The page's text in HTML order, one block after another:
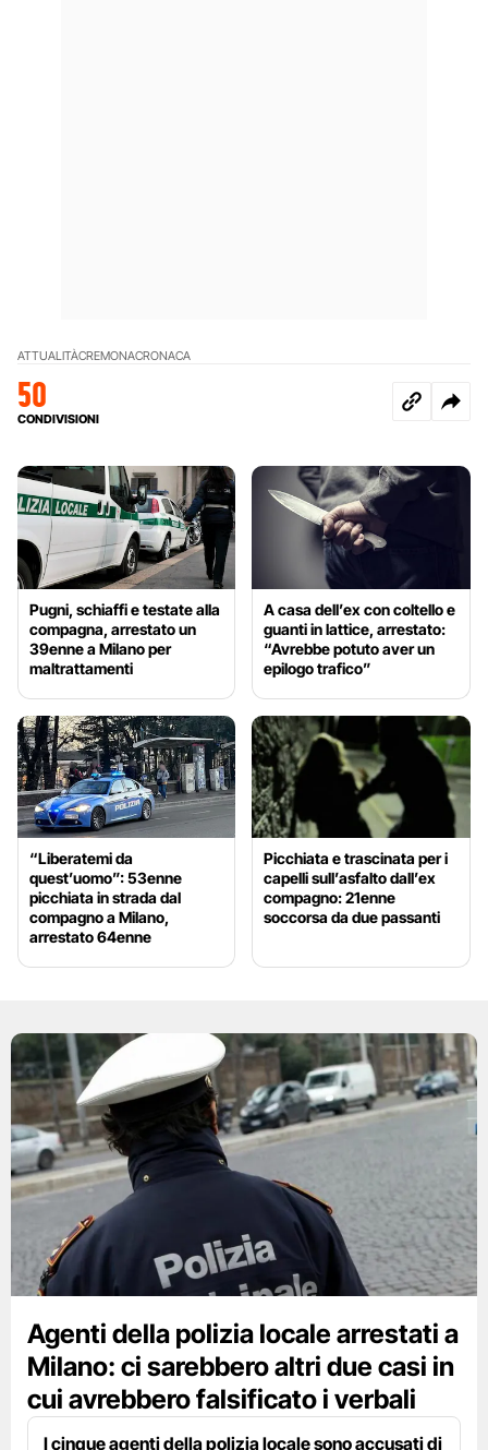
ATTUALITÀCREMONACRONACA
50
CONDIVISIONI
Pugni, schiaffi e testate alla
compagna, arrestato un
39enne a Milano per
maltrattamenti
A casa dell’ex con coltello e
guanti in lattice, arrestato:
“Avrebbe potuto aver un
epilogo trafico”
“Liberatemi da
quest’uomo”: 53enne
picchiata in strada dal
compagno a Milano,
arrestato 64enne
Picchiata e trascinata per i
capelli sull’asfalto dall’ex
compagno: 21enne
soccorsa da due passanti
Agenti della polizia locale arrestati a
Milano: ci sarebbero altri due casi in
cui avrebbero falsificato i verbali
I cinque agenti della polizia locale sono accusati di